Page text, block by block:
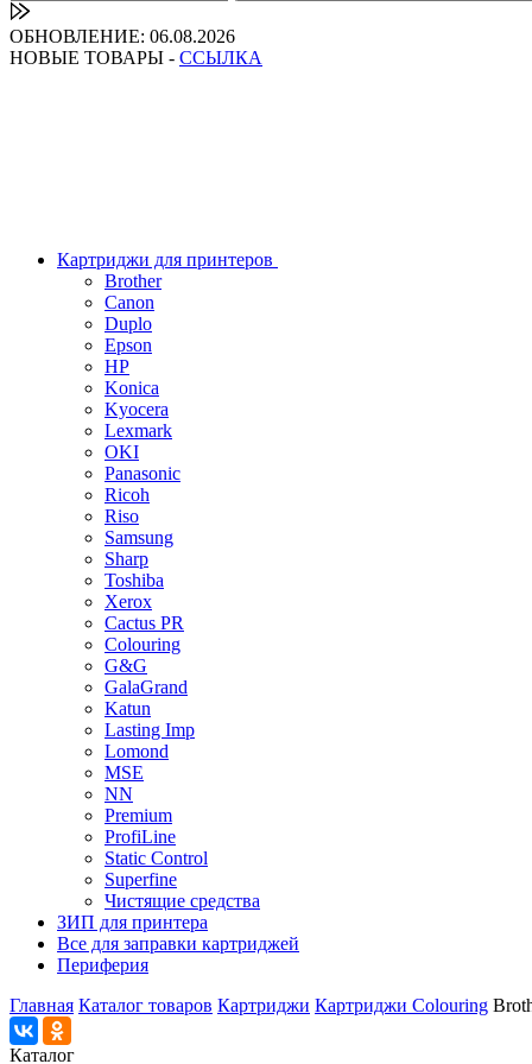
ОБНОВЛЕНИЕ: 06.08.2026
НОВЫЕ ТОВАРЫ - ССЫЛКА
Картриджи для принтеров
Brother
Canon
Duplo
Epson
HP
Konica
Kyocera
Lexmark
OKI
Panasonic
Ricoh
Riso
Samsung
Sharp
Toshiba
Xerox
Cactus PR
Colouring
G&G
GalaGrand
Katun
Lasting Imp
Lomond
MSE
NN
Premium
ProfiLine
Static Control
Superfine
Чистящие средства
ЗИП для принтера
Все для заправки картриджей
Периферия
Главная Каталог товаров Картриджи Картриджи Colouring
Каталог